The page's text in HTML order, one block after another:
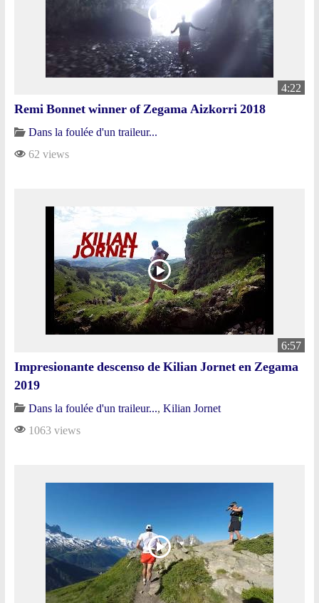
4:22
Remi Bonnet winner of Zegama Aizkorri 2018
Dans la foulée d'un traileur...
62 views
6:57
Impresionante descenso de Kilian Jornet en Zegama
2019
Dans la foulée d'un traileur..., Kilian Jornet
1063 views